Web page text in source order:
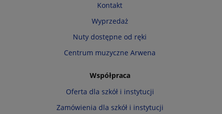
Kontakt
Wyprzedaż
Nuty dostępne od ręki
Centrum muzyczne Arwena
Współpraca
Oferta dla szkół i instytucji
Zamówienia dla szkół i instytucji